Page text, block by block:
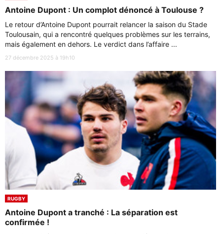
Antoine Dupont : Un complot dénoncé à Toulouse ?
Le retour d’Antoine Dupont pourrait relancer la saison du Stade
Toulousain, qui a rencontré quelques problèmes sur les terrains,
mais également en dehors. Le verdict dans l’affaire ...
27 décembre 2025 à 19h10
RUGBY
Antoine Dupont a tranché : La séparation est
confirmée !